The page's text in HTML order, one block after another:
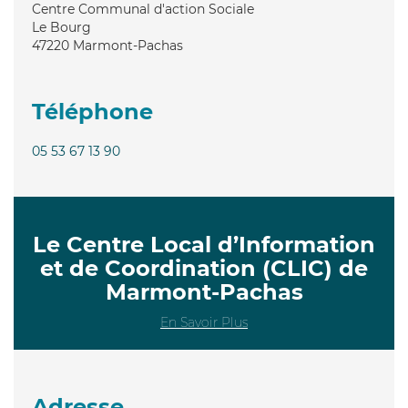
Centre Communal d'action Sociale
Le Bourg
47220 Marmont-Pachas
Téléphone
05 53 67 13 90
Le Centre Local d’Information
et de Coordination (CLIC) de
Marmont-Pachas
En Savoir Plus